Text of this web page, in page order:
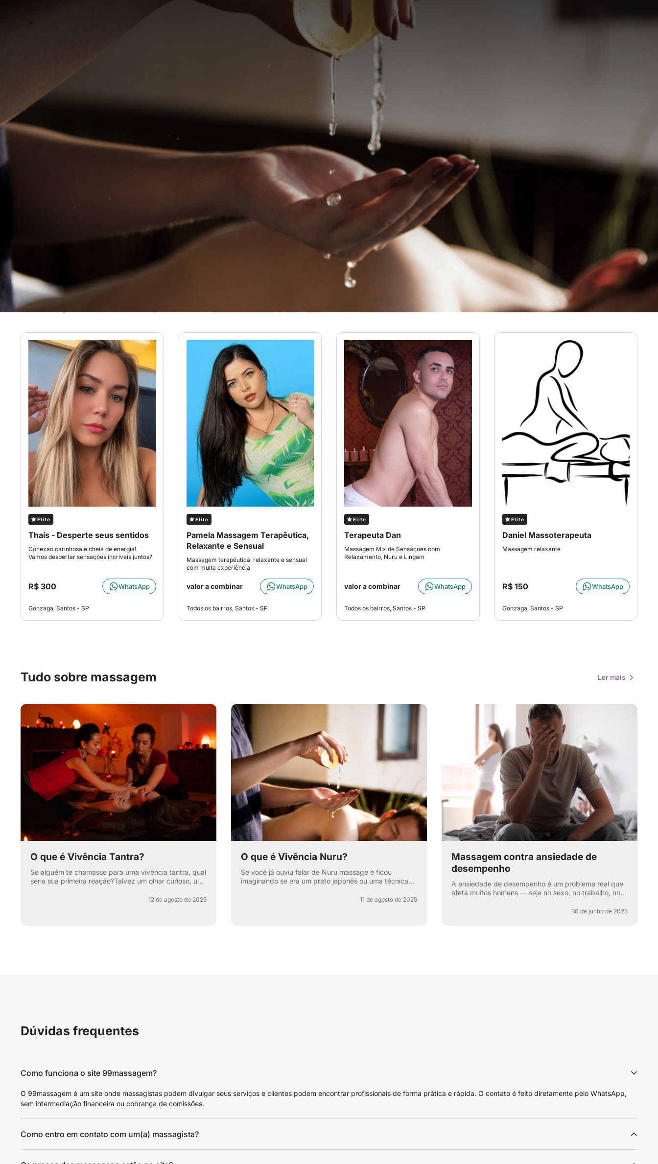
Elite
Maya Haddad 24 horas
inúmeras técnicas de massagens, desde
valor a combinar
Vila Mariana, São Paulo - SP
Elora Ferrari - Massagem
Sensual em São Paulo
Mais do que uma massagem, entrego um
momento exclusivo de desconexão do mundo
externo e reconexão consigo mesmo.
valor a combinar WhatsApp
Jardins, São Paulo - SP
Alicia Regina
Delicada massagista (adoro orientais), faço
Massagistas em Santos - SP Ver mais
Elite
Thaís - Desperte seus sentidos
Conexão carinhosa e cheia de energia!
Vamos despertar sensações incríveis juntos?
R$ 300 WhatsApp
Gonzaga, Santos - SP
Elite
Pamela Massagem Terapêutica,
Relaxante e Sensual
Massagem terapêutica, relaxante e sensual
com muita experiência
valor a combinar WhatsApp
Todos os bairros, Santos - SP
Elite
Terapeuta Dan
Massagem Mix de Sensações com
Relaxamento, Nuru e Lingam
valor a combinar WhatsApp
Todos os bairros, Santos - SP
Elite
Daniel Massoterapeuta
Massagem relaxante
R$ 150 WhatsApp
Gonzaga, Santos - SP
Tudo sobre massagem Ler mais
O que é Vivência Tantra?
Se alguém te chamasse para uma vivência tantra, qual
seria sua primeira reação?Talvez um olhar curioso, um
12 de agosto de 2025
O que é Vivência Nuru?
Se você já ouviu falar de Nuru massage e ficou
imaginando se era um prato japonês ou uma técnica
11 de agosto de 2025
Massagem contra ansiedade de
desempenho
A ansiedade de desempenho é um problema real que
afeta muitos homens — seja no sexo, no trabalho, nos
30 de junho de 2025
Dúvidas frequentes
Como funciona o site 99massagem?
O 99massagem é um site onde massagistas podem divulgar seus serviços e clientes podem encontrar profissionais de forma prática e rápida. O contato é feito diretamente pelo WhatsApp,
sem intermediação financeira ou cobrança de comissões.
Como entro em contato com um(a) massagista?